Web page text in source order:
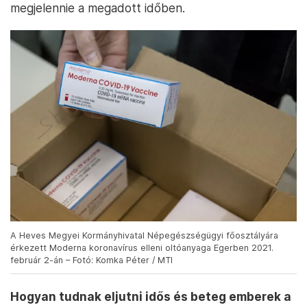
megjelennie a megadott időben.
A Heves Megyei Kormányhivatal Népegészségügyi főosztályára
érkezett Moderna koronavírus elleni oltóanyaga Egerben 2021.
február 2-án – Fotó: Komka Péter / MTI
Hogyan tudnak eljutni idős és beteg emberek a